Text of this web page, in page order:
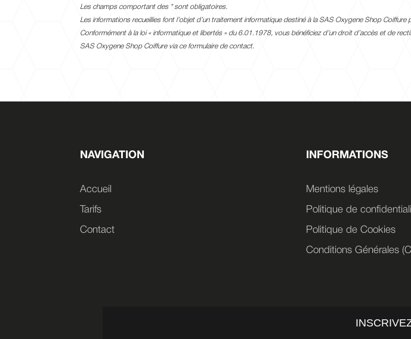
Les champs comportant des * sont obligatoires.
Les informations recueillies font l’objet d’un traitement informatique destiné à la SAS Oxygene Shop Coiffure
Conformément à la loi « informatique et libertés » du 6.01.1978, vous bénéficiez d’un droit d’accès et de
SAS Oxygene Shop Coiffure via ce formulaire de contact.
NAVIGATION
Accueil
Tarifs
Contact
INFORMATIONS
Mentions légales
Politique de
Politique de Cookies
Conditions Générales